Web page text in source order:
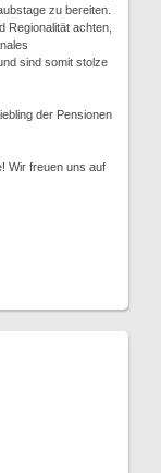
zu bereiten.
Regionalität achten,
sind somit stolze
der Pensionen
Wir freuen uns auf